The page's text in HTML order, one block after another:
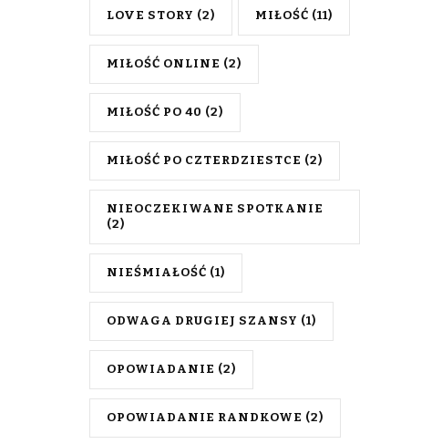
LOVE STORY (2) MIŁOŚĆ (11)
MIŁOŚĆ ONLINE (2)
MIŁOŚĆ PO 40 (2)
MIŁOŚĆ PO CZTERDZIESTCE (2)
NIEOCZEKIWANE SPOTKANIE
(2)
NIEŚMIAŁOŚĆ (1)
ODWAGA DRUGIEJ SZANSY (1)
OPOWIADANIE (2)
OPOWIADANIE RANDKOWE (2)